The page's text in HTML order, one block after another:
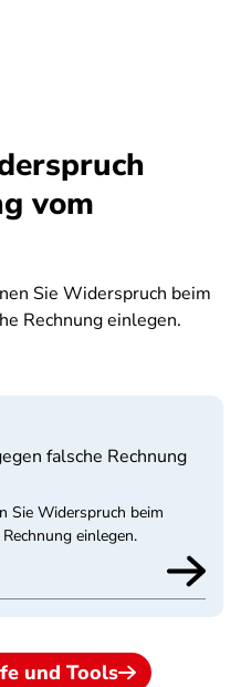
vom
Sie Widerspruch beim
Rechnung einlegen.
falsche Rechnung
Sie Widerspruch beim
einlegen.
und Tools